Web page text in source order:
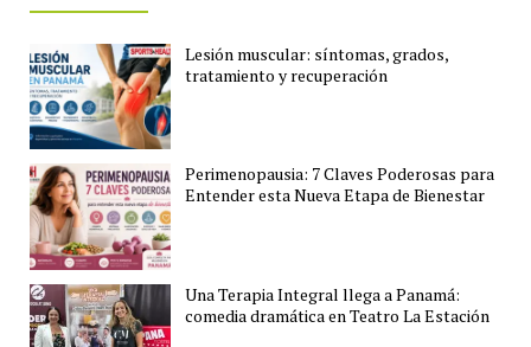
Lesión muscular: síntomas, grados,
tratamiento y recuperación
Perimenopausia: 7 Claves Poderosas para
Entender esta Nueva Etapa de Bienestar
Una Terapia Integral llega a Panamá:
comedia dramática en Teatro La Estación